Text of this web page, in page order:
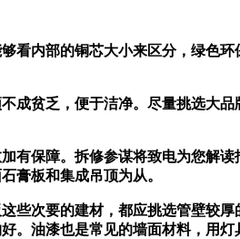
内部的铜芯大小来区分，绿色环
贫乏，便于洁净。尽量挑选大
保障。拆修参谋将致电为您解读
膏板和集成吊顶为从。
些次要的建材，都应挑选管壁较
。油漆也是常见的墙面材料，用